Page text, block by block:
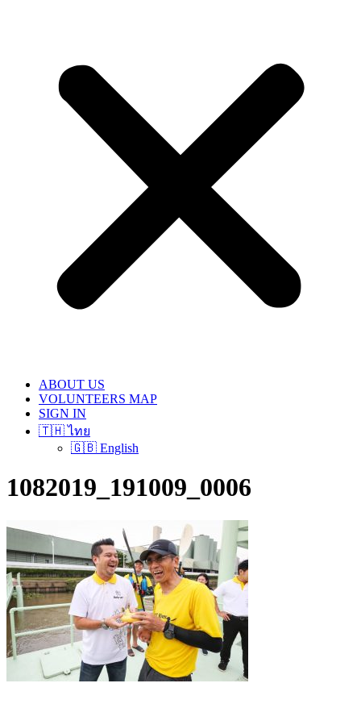
ABOUT US
VOLUNTEERS MAP
SIGN IN
🇹🇭 ไทย
🇬🇧 English
1082019_191009_0006